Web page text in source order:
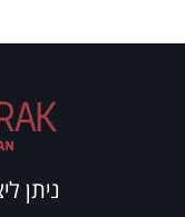
ניתן